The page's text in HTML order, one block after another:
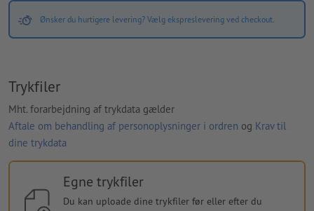
Ønsker du hurtigere levering? Vælg ekspreslevering ved checkout.
Trykfiler
Mht. forarbejdning af trykdata gælder
Aftale om behandling af personoplysninger i ordren og Krav til
dine trykdata
Egne trykfiler
Du kan uploade dine trykfiler før eller efter du